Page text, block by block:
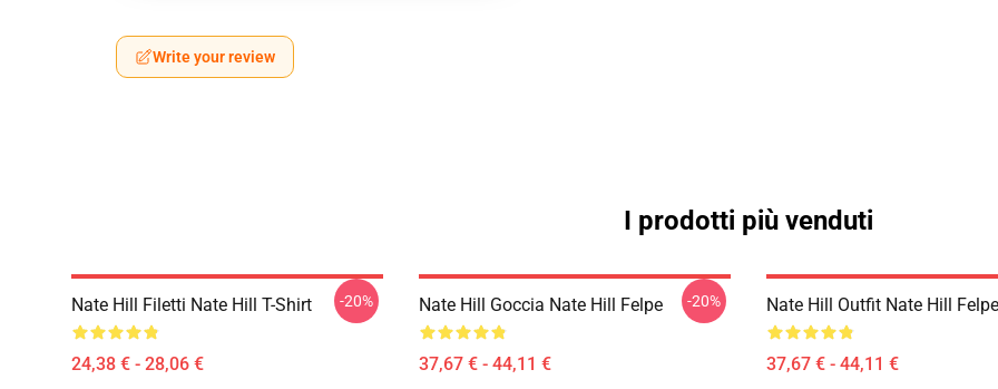
Write your review
I prodotti più venduti
Nate Hill Filetti Nate Hill T-Shirt
24,38 € - 28,06 €
-20% Nate Hill Goccia Nate Hill Felpe
37,67 € - 44,11 €
-20% Nate Hill Outfit Nate Hill Felpe
37,67 € - 44,11 €